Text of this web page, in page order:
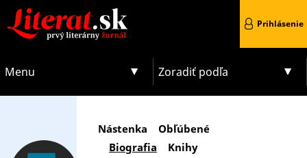
Menu Zoradiť podľa
Prihlásenie
Nástenka
Obľúbené
Biografia
Knihy